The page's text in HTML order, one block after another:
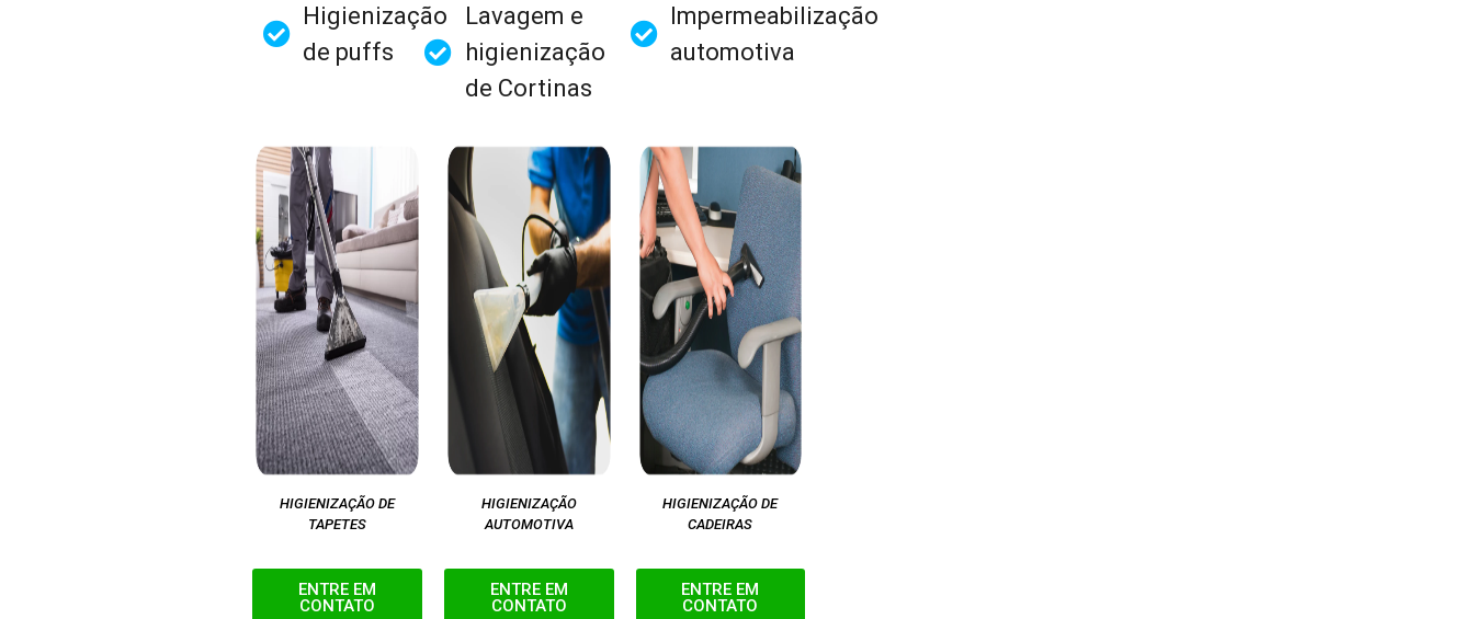
Higienização
de puffs
Lavagem e
higienização
de Cortinas
Impermeabilização
automotiva
HIGIENIZAÇÃO DE
TAPETES
ENTRE EM
CONTATO
HIGIENIZAÇÃO
AUTOMOTIVA
ENTRE EM
CONTATO
HIGIENIZAÇÃO DE
CADEIRAS
ENTRE EM
CONTATO